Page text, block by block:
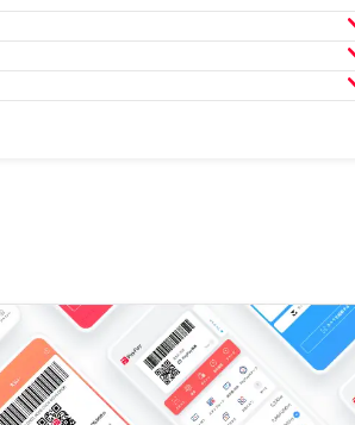
月 2022年3月 2022年2月
2021年3月 2021年2月
月 2020年3月 2020年2月
2019年3月 2019年2月